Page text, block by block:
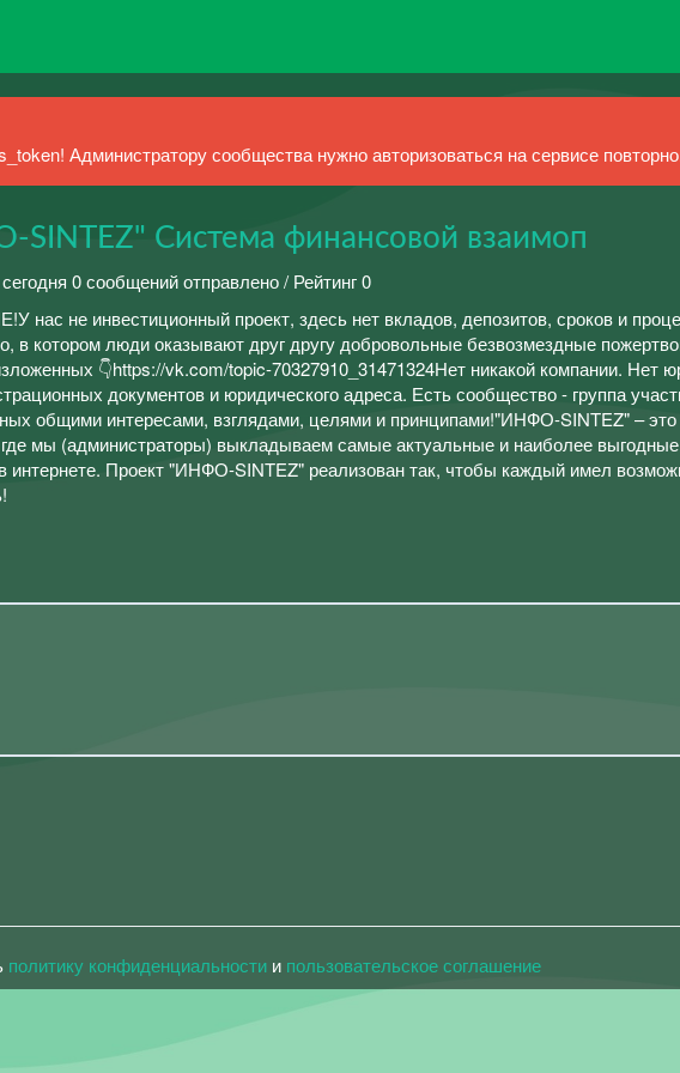
Администратору сообщества нужно авторизоваться на сервисе
Система финансовой взаимоп
0 сообщений отправлено / Рейтинг 0
нас не инвестиционный проект, здесь нет вкладов, депозитов, сроков и
в котором люди оказывают друг другу добровольные безвозмездные
👇https://vk.com/topic-70327910_31471324Нет никакой компании. Нет
документов и юридического адреса. Есть сообщество - группа
общими интересами, взглядами, целями и принципами!"ИНФО-SINTEZ" – это
мы (администраторы) выкладываем самые актуальные и наиболее
интернете. Проект "ИНФО-SINTEZ" реализован так, чтобы каждый имел
политику конфиденциальности и пользовательское соглашение